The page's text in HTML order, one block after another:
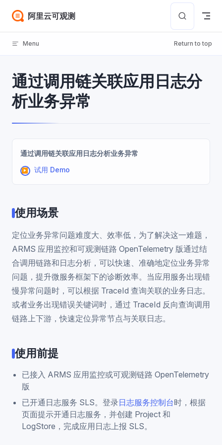
Skip to content
阿里云可观测
Menu Return to top
通过调用链关联应用日志分
析业务异常
通过调用链关联应用日志分析业务异常
试用 Demo
使用场景
定位业务异常问题难度大、效率低，为了解决这一难题，
ARMS 应用监控和可观测链路 OpenTelemetry 版通过结
合调用链路和日志分析，可以快速、准确地定位业务异常
问题，提升微服务框架下的诊断效率。当应用服务出现错
慢异常问题时，可以根据 TraceId 查询关联的业务日志。
或者业务出现错误关键词时，通过 TraceId 反向查询调用
链路上下游，快速定位异常节点与关联日志。
使用前提
已接入 ARMS 应用监控或可观测链路 OpenTelemetry
版
已开通日志服务 SLS。登录日志服务控制台时，根据
页面提示开通日志服务，并创建 Project 和
LogStore，完成应用日志上报 SLS。